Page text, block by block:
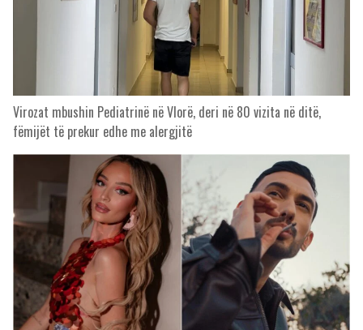
Virozat mbushin Pediatrinë në Vlorë, deri në 80 vizita në ditë,
fëmijët të prekur edhe me alergjitë